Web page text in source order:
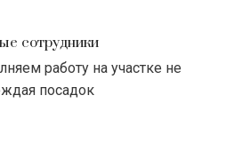
сотрудники
работу на участке не
посадок